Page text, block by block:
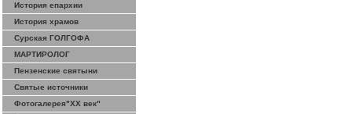
История епархии
История храмов
Сурская ГОЛГОФА
МАРТИРОЛОГ
Пензенские святыни
Святые источники
Фотогалерея"ХХ век"